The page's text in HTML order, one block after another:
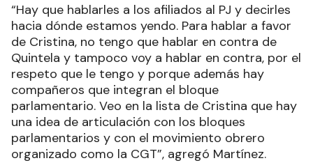
“Hay que hablarles a los afiliados al PJ y decirles
hacia dónde estamos yendo. Para hablar a favor
de Cristina, no tengo que hablar en contra de
Quintela y tampoco voy a hablar en contra, por el
respeto que le tengo y porque además hay
compañeros que integran el bloque
parlamentario. Veo en la lista de Cristina que hay
una idea de articulación con los bloques
parlamentarios y con el movimiento obrero
organizado como la CGT”, agregó Martínez.